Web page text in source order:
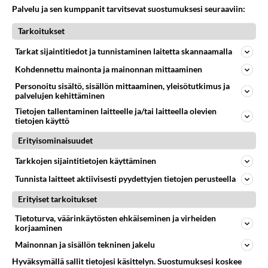
Söpöintä välillämme?
06.08.2026 14:44
Ikävä
533
Tykkäätköhän vielä minusta?
06.08.2026 07:42
Ikävä
29
508
Olet ihana
05.08.2026 21:15
37
Hyvännäköinen pakkaus
Olet hyvännäköinen pakkaus nainen.
448
Vihervasemmistofeministinaisasianaiset
Tulevat tänne palstalle haukkumaan miehiä ja naljailemaan miehelle, kehuvat olevansa heitä parempia. Itse asuvat MIEHE
06.08.2026 12:01
Sinkut
152
448
Osallistu keskusteluun
Muistatko Mikkelin panttivankidraaman?
Palvelu ja sen kumppanit tarvitsevat suostumuksesi seuraaviin:
Tarkoitukset
Tarkat sijaintitiedot ja tunnistaminen laitetta skannaamalla
Kohdennettu mainonta ja mainonnan mittaaminen
Personoitu sisältö, sisällön mittaaminen, yleisötutkimus ja
palvelujen kehittäminen
Tietojen tallentaminen laitteelle ja/tai laitteella olevien
tietojen käyttö
Erityisominaisuudet
Tarkkojen sijaintitietojen käyttäminen
Tunnista laitteet aktiivisesti pyydettyjen tietojen perusteella
Erityiset tarkoitukset
Tietoturva, väärinkäytösten ehkäiseminen ja virheiden
korjaaminen
Mainonnan ja sisällön tekninen jakelu
Hyväksymällä sallit tietojesi käsittelyn. Suostumuksesi koskee